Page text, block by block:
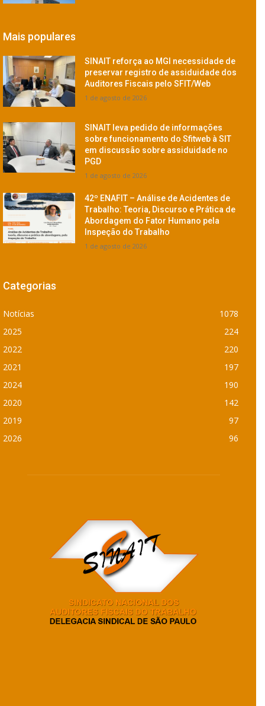
Mais populares
SINAIT reforça ao MGI necessidade de
preservar registro de assiduidade dos
Auditores Fiscais pelo SFIT/Web
1 de agosto de 2026
SINAIT leva pedido de informações
sobre funcionamento do Sfitweb à SIT
em discussão sobre assiduidade no
PGD
1 de agosto de 2026
42º ENAFIT – Análise de Acidentes de
Trabalho: Teoria, Discurso e Prática de
Abordagem do Fator Humano pela
Inspeção do Trabalho
1 de agosto de 2026
Categorias
Notícias
1078
2025
224
2022
220
2021
197
2024
190
2020
142
2019
97
2026
96